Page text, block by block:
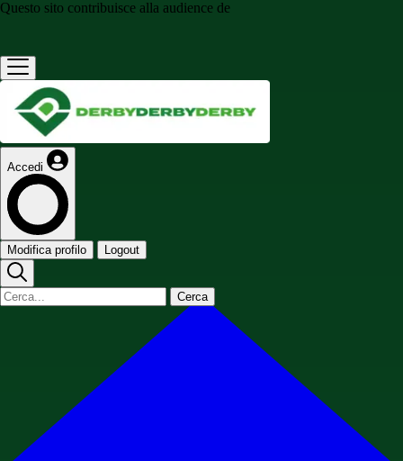
Questo sito contribuisce alla audience de
Accedi
Modifica profilo Logout
Cerca